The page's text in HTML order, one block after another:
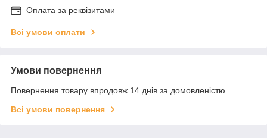
Оплата за реквізитами
Всі умови оплати
Умови повернення
Повернення товару впродовж 14 днів за домовленістю
Всі умови повернення